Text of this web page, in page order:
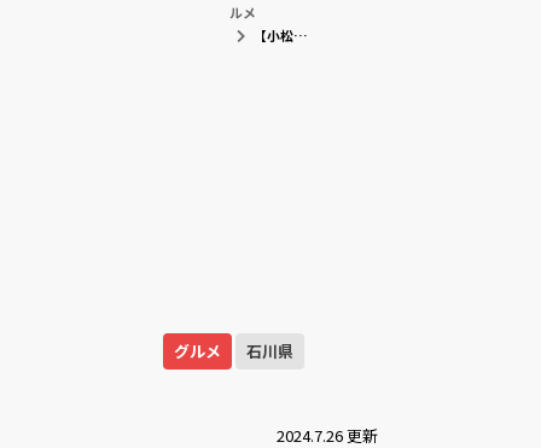
ルメ
【小松でちょっと一杯】地元で愛されるおばんざいと魚料理「魚菜工房 壱」
グルメ 石川県
2024.7.26 更新